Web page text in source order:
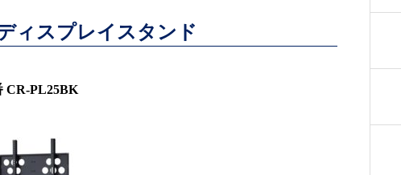
ィスプレイスタンド
CR-PL25BK